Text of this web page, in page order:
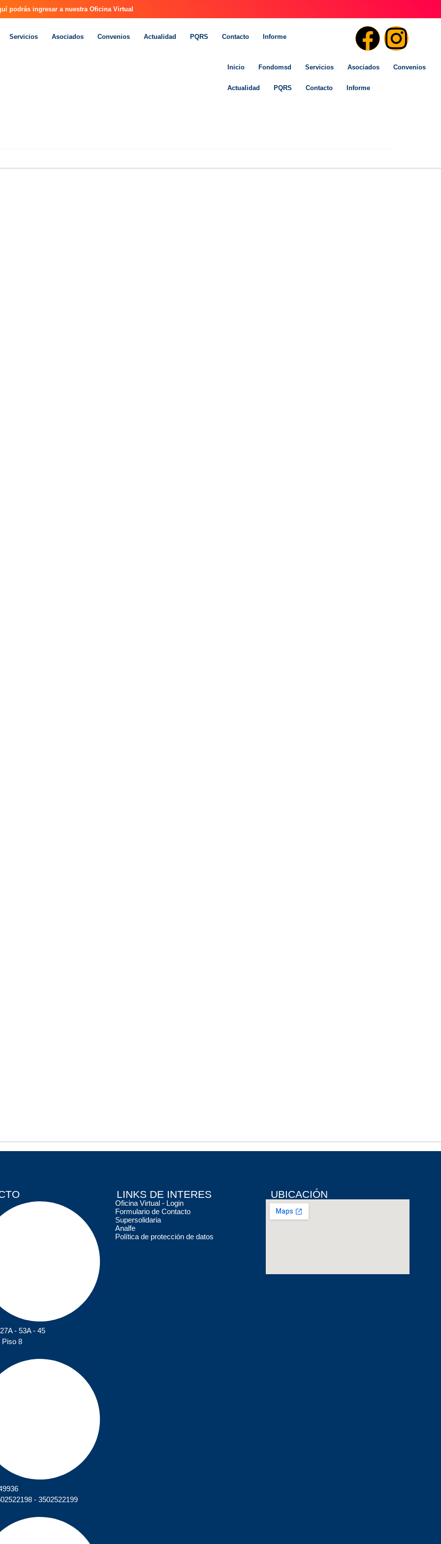
podrás ingresar a nuestra Oficina Virtual
Servicios Asociados Convenios Actualidad PQRS Contacto Informe
Inicio Fondomsd Servicios Asociados Convenios
Actualidad PQRS Contacto Informe
- 53A - 45
Piso 8
- 3502522199
LINKS DE INTERES
Oficina Virtual - Login
Formulario de Contacto
Supersolidaria
Analfe
Política de protección de datos
UBICACIÓN